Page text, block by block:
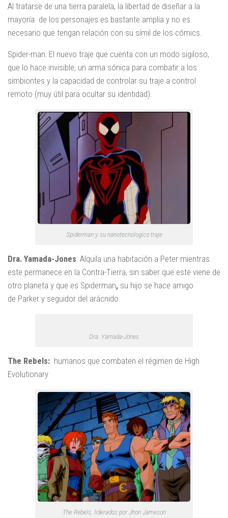
Al tratarse de una tierra paralela, la libertad de diseñar a la
mayoría de los personajes es bastante amplia y no es
necesario que tengan relación con su símil de los cómics.
Spider-man: El nuevo traje que cuenta con un modo sigiloso,
que lo hace invisible, un arma sónica para combatir a los
simbiontes y la capacidad de controlar su traje a control
remoto (muy útil para ocultar su identidad).
Spiderman y su nanotecnologico traje
Dra. Yamada-Jones: Alquila una habitación a Peter mientras
este permanece en la Contra-Tierra, sin saber que este viene de
otro planeta y que es Spiderman, su hijo se hace amigo
de Parker y seguidor del arácnido
Dra. Yamada-Jones
The Rebels: humanos que combaten el régimen de High
Evolutionary
The Rebels, liderados por Jhon Jameson